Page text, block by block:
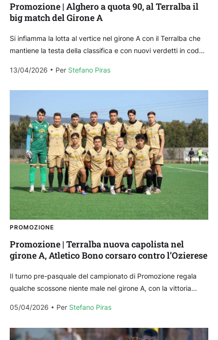
Promozione | Alghero a quota 90, al Terralba il
big match del Girone A
Si infiamma la lotta al vertice nel girone A con il Terralba che
mantiene la testa della classifica e con nuovi verdetti in coda;
13/04/2026
Per Stefano Piras
PROMOZIONE
Promozione | Terralba nuova capolista nel
girone A, Atletico Bono corsaro contro l’Ozierese
Il turno pre-pasquale del campionato di Promozione regala
qualche scossone niente male nel girone A, con la vittoria
05/04/2026
Per Stefano Piras